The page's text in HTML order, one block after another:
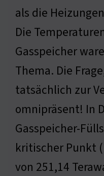
als die
Die
Gasspeicher
Thema. Die
tatsächlich zur
omnipräsent! In
Gasspeicher-
kritischer Punkt
von 251,14